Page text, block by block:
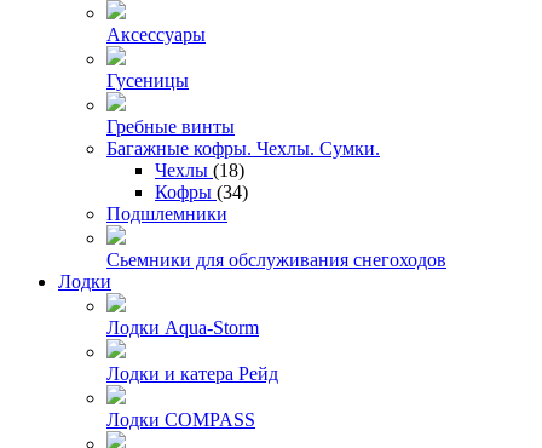
Аксессуары
Гусеницы
Гребные винты
Багажные кофры. Чехлы. Сумки.
Чехлы (18)
Кофры (34)
Подшлемники
Сьемники для обслуживания снегоходов
Лодки
Лодки Aqua-Storm
Лодки и катера Рейд
Лодки COMPASS